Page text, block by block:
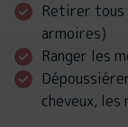
Retirer tous
armoires)
Ranger les
cheveux,